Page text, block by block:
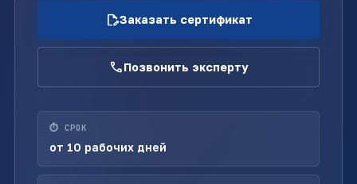
edit_documentЗаказать сертификат
callПозвонить эксперту
⏱ СРОК
от 10 рабочих дней